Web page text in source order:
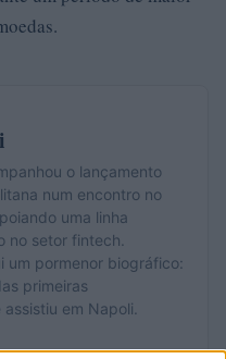
o lançamento
num encontro no
uma linha
no setor fintech.
um pormenor biográfico:
primeiras
em Napoli.